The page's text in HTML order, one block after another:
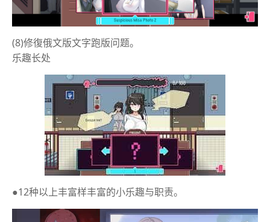
(8)修復俄文版文字跑版问题。
乐趣长处
●12种以上丰富样丰富的小乐趣与职责。